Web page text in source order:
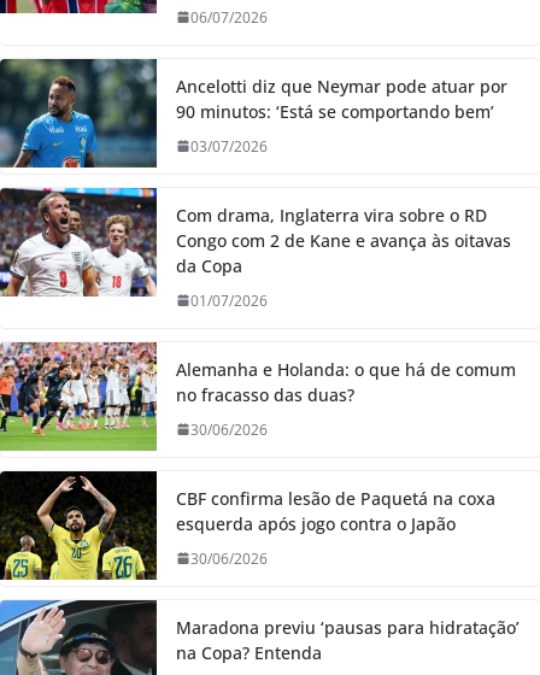
06/07/2026
Ancelotti diz que Neymar pode atuar por
90 minutos: ‘Está se comportando bem’
03/07/2026
Com drama, Inglaterra vira sobre o RD
Congo com 2 de Kane e avança às oitavas
da Copa
01/07/2026
Alemanha e Holanda: o que há de comum
no fracasso das duas?
30/06/2026
CBF confirma lesão de Paquetá na coxa
esquerda após jogo contra o Japão
30/06/2026
Maradona previu ‘pausas para hidratação’
na Copa? Entenda